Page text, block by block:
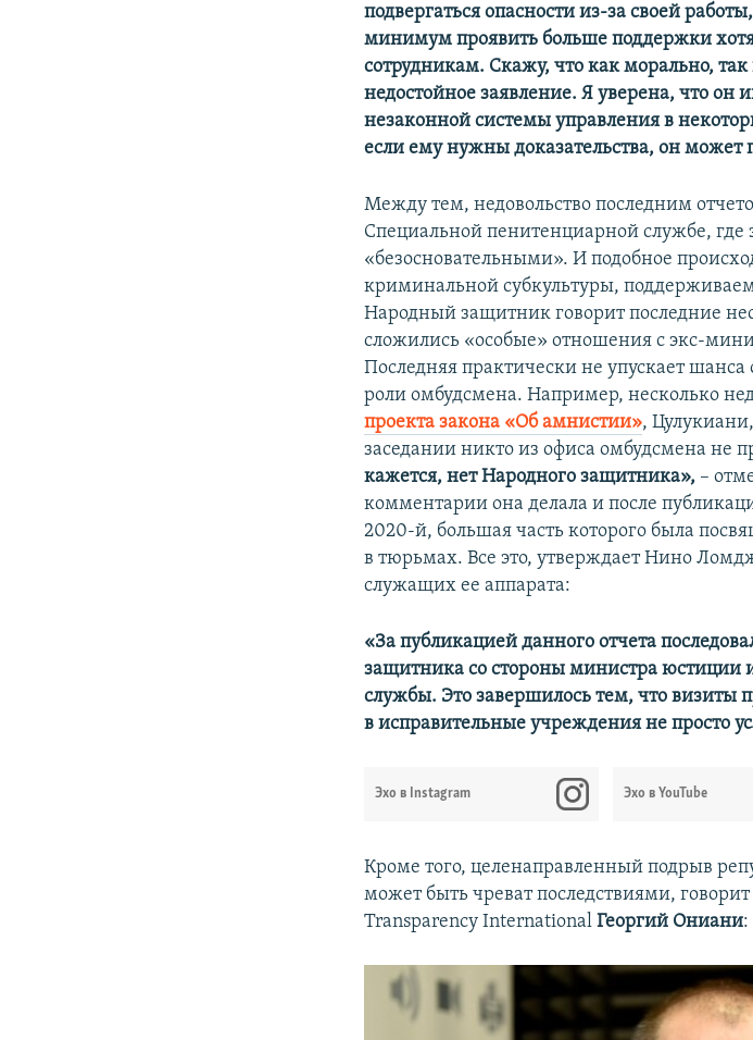
подвергаться опасности из-за своей
минимум проявить больше поддержки
сотрудникам. Скажу, что как морально,
недостойное заявление. Я уверена, что
незаконной системы управления в
если ему нужны доказательства, он может
Между тем, недовольство последним
Специальной пенитенциарной службе, где
«безосновательными». И подобное
криминальной субкультуры,
Народный защитник говорит последние
сложились «особые» отношения с экс-
Последняя практически не упускает
роли омбудсмена. Например, несколько
проекта закона «Об амнистии»,
заседании никто из офиса омбудсмена не
кажется, нет Народного защитника», –
комментарии она делала и после
2020-й, большая часть которого была
в тюрьмах. Все это, утверждает Нино
служащих ее аппарата:
«За публикацией данного отчета
защитника со стороны министра юстиции
службы. Это завершилось тем, что визиты
в исправительные учреждения не просто
Эхо в Instagram Эхо в YouTube
Кроме того, целенаправленный подрыв
может быть чреват последствиями,
Transparency InternationalГеоргий Ониани: